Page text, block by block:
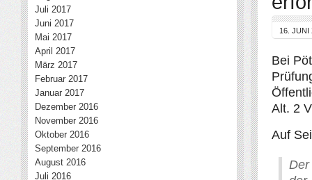
16. JUNI
Bei
Alt. 2
Auf
Juli 2017
Juni 2017
Mai 2017
April 2017
März 2017
Februar 2017
Januar 2017
Dezember 2016
November 2016
Oktober 2016
September 2016
August 2016
Juli 2016